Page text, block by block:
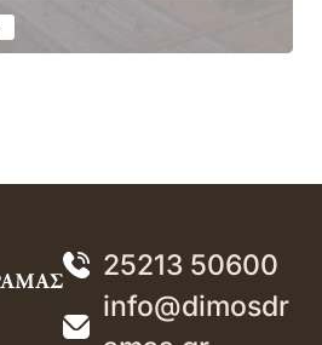
25213 50600
info@dimosdr